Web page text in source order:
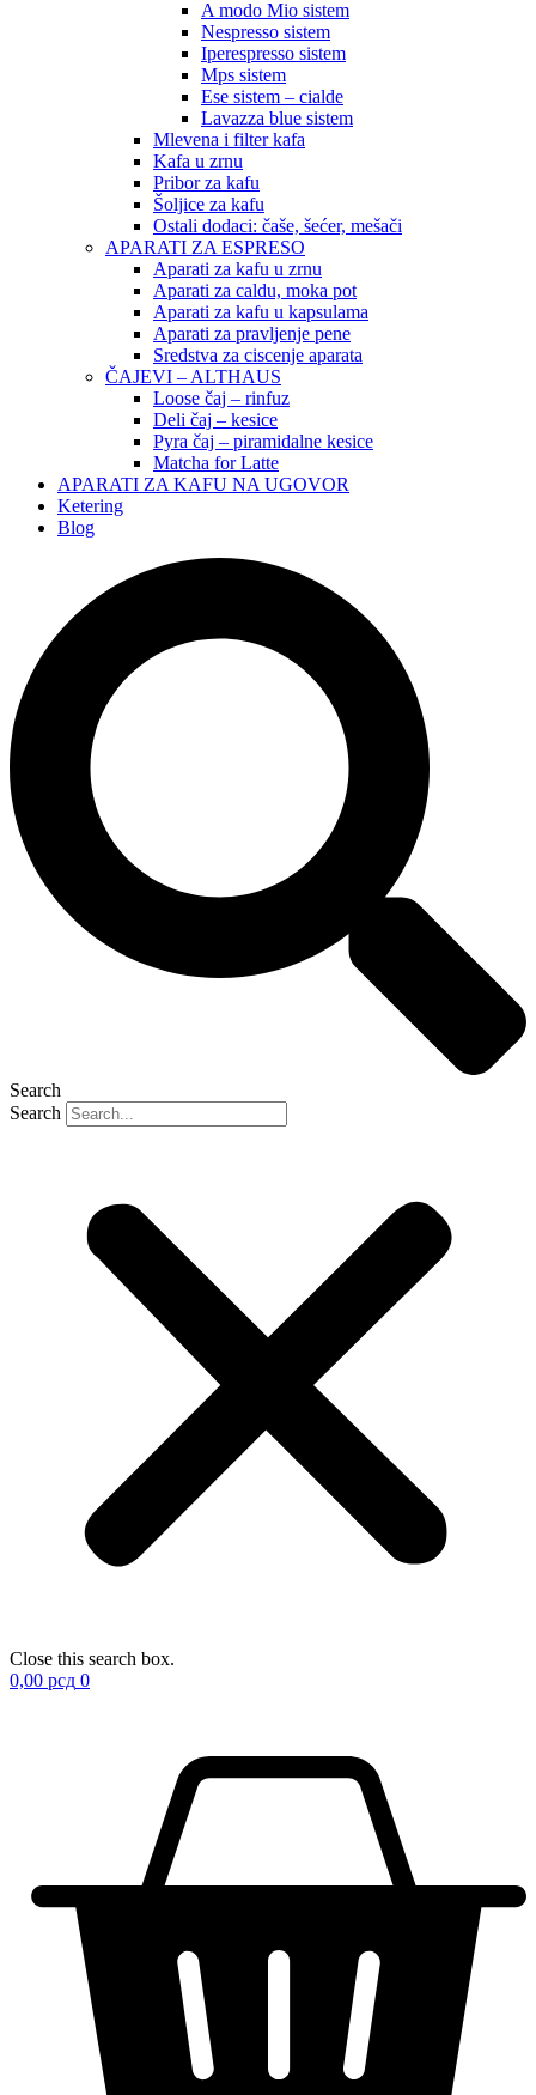
A modo Mio sistem
Nespresso sistem
Iperespresso sistem
Mps sistem
Ese sistem – cialde
Lavazza blue sistem
Mlevena i filter kafa
Kafa u zrnu
Pribor za kafu
Šoljice za kafu
Ostali dodaci: čaše, šećer, mešači
APARATI ZA ESPRESO
Aparati za kafu u zrnu
Aparati za caldu, moka pot
Aparati za kafu u kapsulama
Aparati za pravljenje pene
Sredstva za ciscenje aparata
ČAJEVI – ALTHAUS
Loose čaj – rinfuz
Deli čaj – kesice
Pyra čaj – piramidalne kesice
Matcha for Latte
APARATI ZA KAFU NA UGOVOR
Ketering
Blog
Search
Search
Close this search box.
0,00 рсд 0